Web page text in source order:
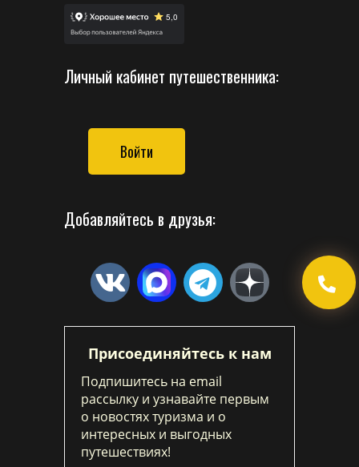
Личный кабинет путешественника:
Войти
Добавляйтесь в друзья:
Присоединяйтесь к нам
Подпишитесь на email
рассылку и узнавайте первым
о новостях туризма и о
интересных и выгодных
путешествиях!